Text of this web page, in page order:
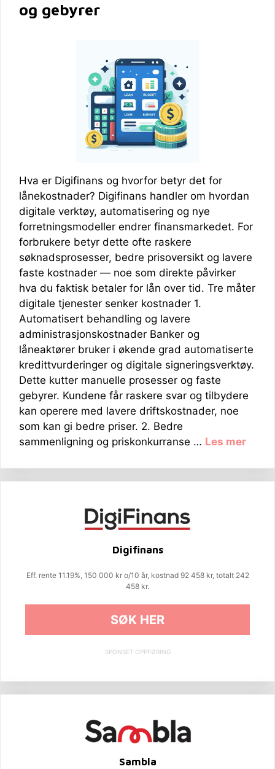
og gebyrer
Hva er Digifinans og hvorfor betyr det for
lånekostnader? Digifinans handler om hvordan
digitale verktøy, automatisering og nye
forretningsmodeller endrer finansmarkedet. For
forbrukere betyr dette ofte raskere
søknadsprosesser, bedre prisoversikt og lavere
faste kostnader — noe som direkte påvirker
hva du faktisk betaler for lån over tid. Tre måter
digitale tjenester senker kostnader 1.
Automatisert behandling og lavere
administrasjonskostnader Banker og
låneaktører bruker i økende grad automatiserte
kredittvurderinger og digitale signeringsverktøy.
Dette kutter manuelle prosesser og faste
gebyrer. Kundene får raskere svar og tilbydere
kan operere med lavere driftskostnader, noe
som kan gi bedre priser. 2. Bedre
sammenligning og priskonkurranse … Les mer
Digifinans
Eff. rente 11.19%, 150 000 kr o/10 år, kostnad 92 458 kr, totalt 242
458 kr.
SØK HER
SPONSET OPPFØRING
Sambla